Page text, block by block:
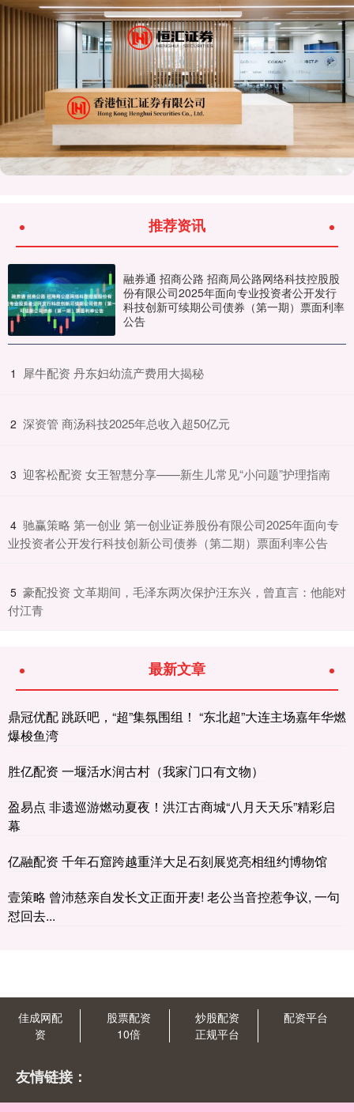
推荐资讯
融券通 招商公路 招商局公路网络科技控股股
份有限公司2025年面向专业投资者公开发行
科技创新可续期公司债券（第一期）票面利率
公告
1 ​犀牛配资 丹东妇幼流产费用大揭秘
2 ​深资管 商汤科技2025年总收入超50亿元
3 ​迎客松配资 女王智慧分享——新生儿常见“小问题”护理指南
4 ​驰赢策略 第一创业 第一创业证券股份有限公司2025年面向专
业投资者公开发行科技创新公司债券（第二期）票面利率公告
5 ​豪配投资 文革期间，毛泽东两次保护汪东兴，曾直言：他能对
付江青
最新文章
鼎冠优配 跳跃吧，“超”集氛围组！ “东北超”大连主场嘉年华燃
爆梭鱼湾
胜亿配资 一堰活水润古村（我家门口有文物）
盈易点 非遗巡游燃动夏夜！洪江古商城“八月天天乐”精彩启
幕
亿融配资 千年石窟跨越重洋大足石刻展览亮相纽约博物馆
壹策略 曾沛慈亲自发长文正面开麦! 老公当音控惹争议, 一句
怼回去...
佳成网配
资
股票配资
10倍
炒股配资
正规平台
配资平台
友情链接：